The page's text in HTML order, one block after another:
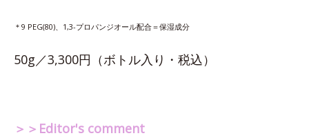
＊9 PEG(80)、1,3-プロパンジオール配合＝保湿成分
50g／3,300円（ボトル入り・税込）
＞＞Editor's comment